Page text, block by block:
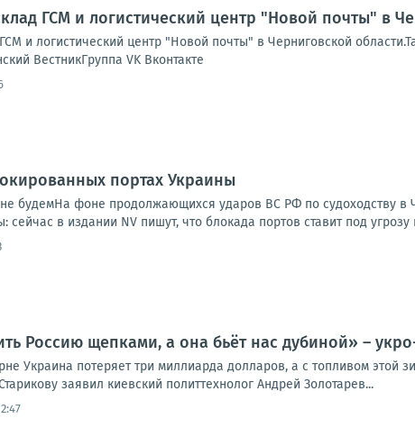
ГСМ и логистический центр "Новой почты" в
и логистический центр "Новой почты" в Черниговской
ВестникГруппа VK Вконтакте
портах Украины
не будемНа фоне продолжающихся ударов ВС РФ по судоходству
сейчас в издании NV пишут, что блокада портов ставит под угрозу
Россию щепками, а она бьёт нас дубиной» –
Украина потеряет три миллиарда долларов, а с топливом этой
заявил киевский политтехнолог Андрей Золотарев...